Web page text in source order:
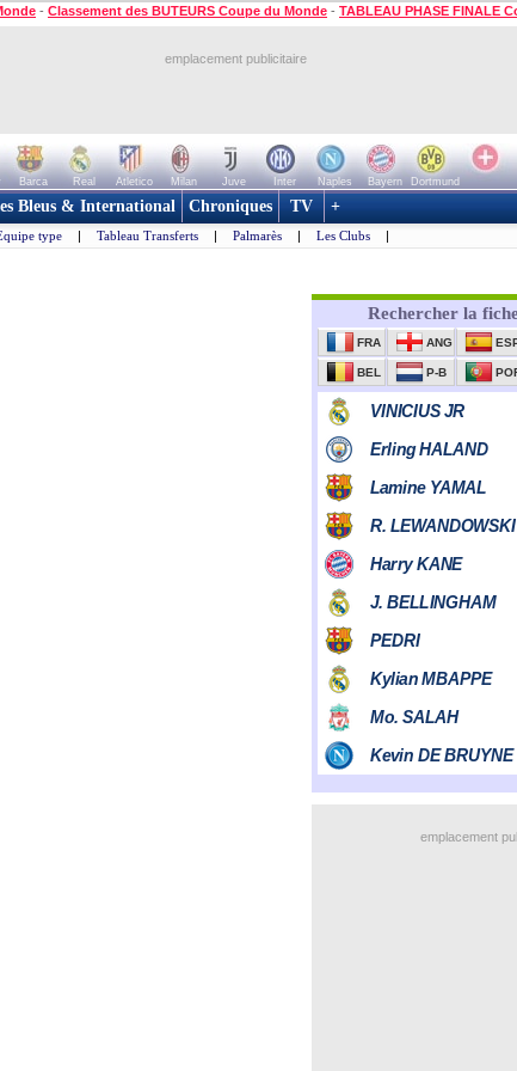
- Classement des BUTEURS Coupe du Monde - TABLEAU PHASE FINALE
emplacement publicitaire
Barca Real Atletico Milan Juve Inter Naples Bayern
Dortmund
Bleus & International Chroniques TV +
type | Tableau Transferts | Palmarès | Les Clubs |
emplacement